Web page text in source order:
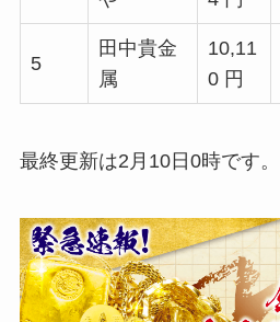
5
田中貴金
属
10,11
0 円
最終更新は2月10日0時です。